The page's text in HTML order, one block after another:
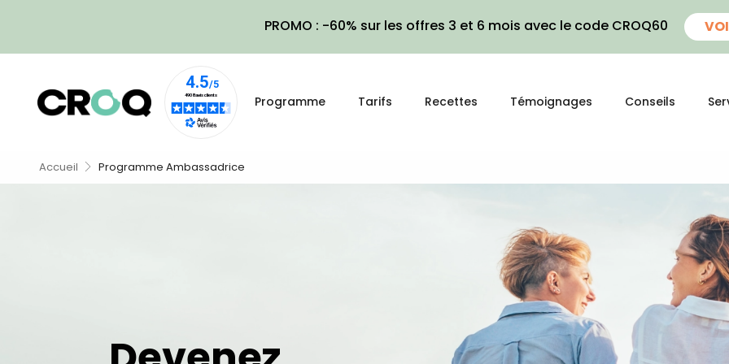
PROMO : -60% sur les offres 3 et 6 mois avec le code CROQ60
Programme Tarifs Recettes Témoignages Conseils
Accueil Programme Ambassadrice